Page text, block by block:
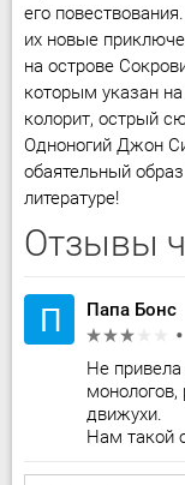
его
их новые
на острове
которым указан
колорит, острый
Одноногий Джон
обаятельный
литературе!
Отзывы
П Папа Бонс
Не
монологов,
движухи.
Нам такой